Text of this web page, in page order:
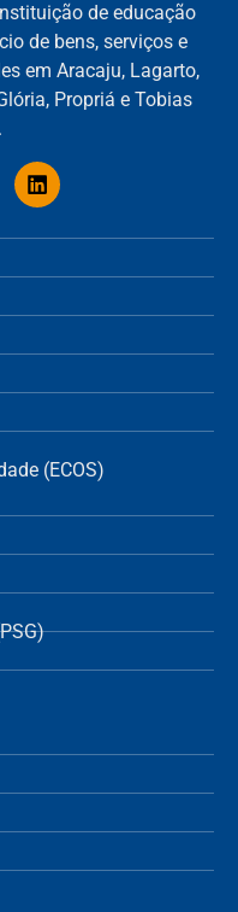
(ECOS)
de educação
de bens, serviços e
em Aracaju, Lagarto,
Propriá e Tobias